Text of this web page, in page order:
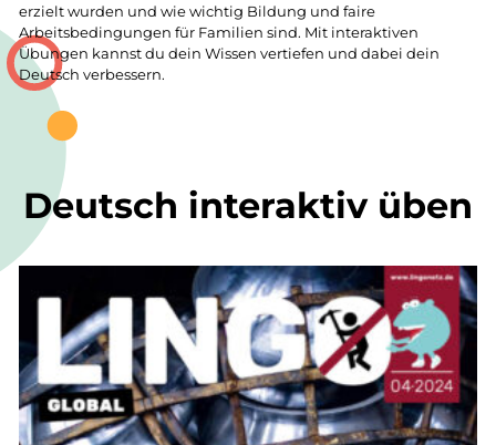
erzielt wurden und wie wichtig Bildung und faire
Arbeitsbedingungen für Familien sind. Mit interaktiven
Übungen kannst du dein Wissen vertiefen und dabei dein
Deutsch verbessern.
Deutsch interaktiv üben